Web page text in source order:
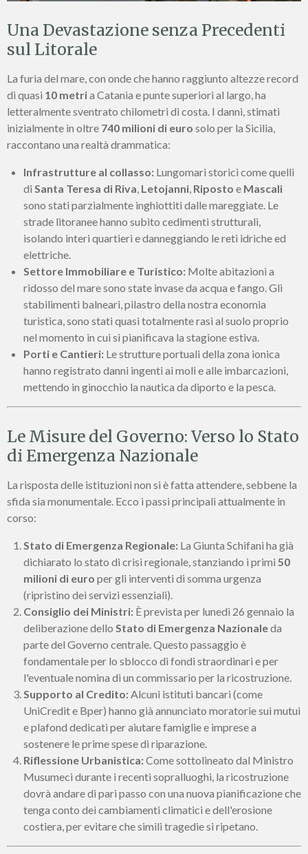
Una Devastazione senza Precedenti
sul Litorale
La furia del mare, con onde che hanno raggiunto altezze record
di quasi 10 metria Catania e punte superiori al largo, ha
letteralmente sventrato chilometri di costa. I danni, stimati
inizialmente in oltre 740 milioni di euro solo per la Sicilia,
raccontano una realtà drammatica:
Infrastrutture al collasso: Lungomari storici come quelli
di Santa Teresa di Riva, Letojanni, Riposto e Mascali
sono stati parzialmente inghiottiti dalle mareggiate. Le
strade litoranee hanno subito cedimenti strutturali,
isolando interi quartieri e danneggiando le reti idriche ed
elettriche.
Settore Immobiliare e Turistico: Molte abitazioni a
ridosso del mare sono state invase da acqua e fango. Gli
stabilimenti balneari, pilastro della nostra economia
turistica, sono stati quasi totalmente rasi al suolo proprio
nel momento in cui si pianificava la stagione estiva.
Porti e Cantieri: Le strutture portuali della zona ionica
hanno registrato danni ingenti ai moli e alle imbarcazioni,
mettendo in ginocchio la nautica da diporto e la pesca.
Le Misure del Governo: Verso lo Stato
di Emergenza Nazionale
La risposta delle istituzioni non si è fatta attendere, sebbene la
sfida sia monumentale. Ecco i passi principali attualmente in
corso:
Stato di Emergenza Regionale: La Giunta Schifani ha già
dichiarato lo stato di crisi regionale, stanziando i primi 50
milioni di euro per gli interventi di somma urgenza
(ripristino dei servizi essenziali).
Consiglio dei Ministri: È prevista per lunedì 26 gennaio la
deliberazione dello Stato di Emergenza Nazionaleda
parte del Governo centrale. Questo passaggio è
fondamentale per lo sblocco di fondi straordinari e per
l'eventuale nomina di un commissario per la ricostruzione.
Supporto al Credito:Alcuni istituti bancari (come
UniCredit e Bper) hanno già annunciato moratorie sui mutui
e plafond dedicati per aiutare famiglie e imprese a
sostenere le prime spese di riparazione.
Riflessione Urbanistica:Come sottolineato dal Ministro
Musumeci durante i recenti sopralluoghi, la ricostruzione
dovrà andare di pari passo con una nuova pianificazione che
tenga conto dei cambiamenti climatici e dell'erosione
costiera, per evitare che simili tragedie si ripetano.